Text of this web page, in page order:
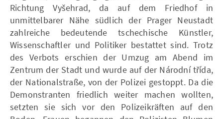
Richtung Vyšehrad, da auf dem Friedhof in
unmittelbarer Nähe südlich der Prager Neustadt
zahlreiche bedeutende tschechische Künstler,
Wissenschaftler und Politiker bestattet sind. Trotz
des Verbots erschien der Umzug am Abend im
Zentrum der Stadt und wurde auf der Národní třída,
der Nationalstraße, von der Polizei gestoppt. Da die
Demonstranten friedlich weiter machen wollten,
setzten sie sich vor den Polizeikräften auf den